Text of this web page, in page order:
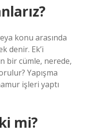
konu arasında
denir. Ek’i
bir cümle, nerede,
Yapışma
işleri yaptı
mi?